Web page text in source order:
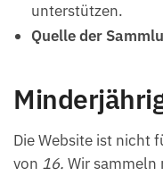
unterstützen.
Quelle der
Die Website ist nicht
von 16. Wir